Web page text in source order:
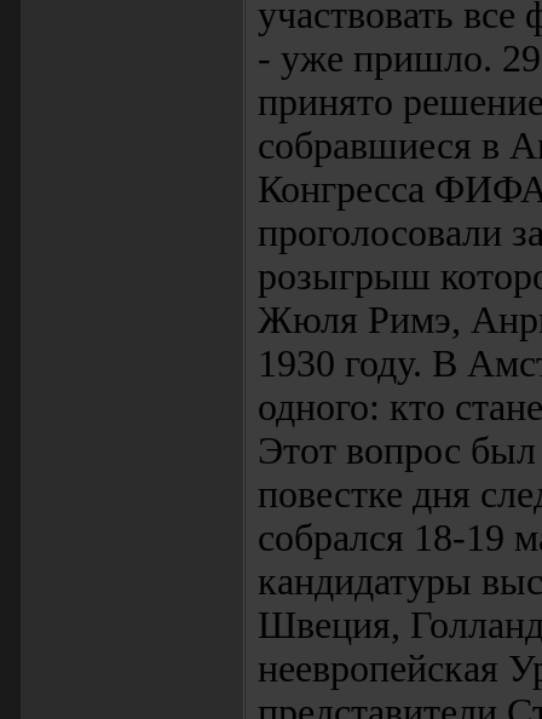
участвовать
- уже пришло.
принято
собравшиеся в
Конгресса
проголосовали
розыгрыш
Жюля Римэ,
1930 году. В
одного: кто
Этот вопрос
повестке дня
собрался 18-19
кандидатуры
Швеция,
неевропейская